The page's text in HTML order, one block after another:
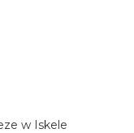
w Iskele